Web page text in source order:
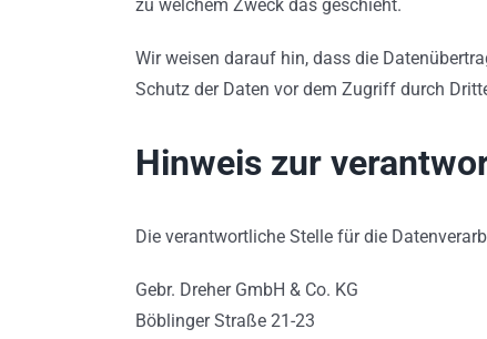
zu welchem Zweck das geschieht.
Wir weisen darauf hin, dass die
Schutz der Daten vor dem Zugriff durch
Hinweis zur
Die verantwortliche Stelle für die
Gebr. Dreher GmbH & Co. KG
Böblinger Straße 21-23